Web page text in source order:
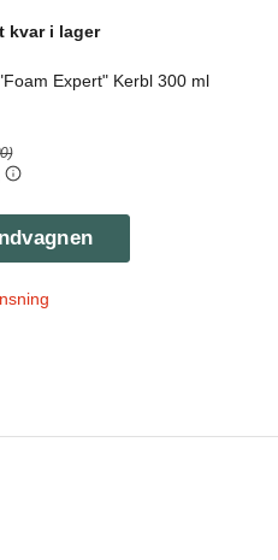
kvar i lager
Expert" Kerbl 300 ml